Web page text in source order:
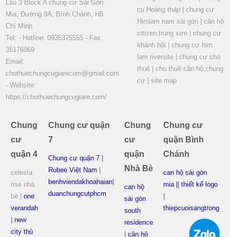
Lầu 3 Block A chung cư Sài Gòn
Mia, Đường 9A, Bình Chánh, Hồ
Chí Minh
Tel: - Hotline: 0935375555 - Fax:
35176069
Email:
chothuechungcugiarecom@gmail.com
- Website:
https://chothuechungcugiare.com/
cu Hoàng tháp| chung cư
Himlam nam sài gòn| căn hộ
citizen trung sơn| chung cư
khánh hội
chung cư him
lam riversite| chung cư cho
thuê| cho thuê căn hộ chung
cư| site map
Chung
cư
quận 4
celesta
rise nhà
bè |
one
verandah
|new
city thủ
Chung cư quận
7
Chung cư quận 7
Rubee Việt Nam
benhviendakhoahaian
duanchungcutphcm
Chung
cư
quận
Nhà Bè
can hộ
sài gòn
south
residence
|căn hộ
Chung cư
quận Bình
Chánh
can hộ sài gòn
mia |
|thiết kế logo
thiepcuoisangtrong